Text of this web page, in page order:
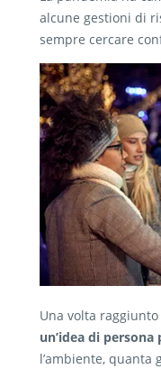
alcune gestioni di
sempre cercare
Una volta
un’idea di
l’ambiente, quanta